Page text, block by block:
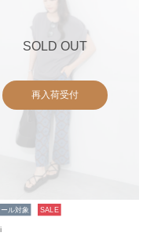
SOLD OUT
再入荷受付
ル対象 SALE